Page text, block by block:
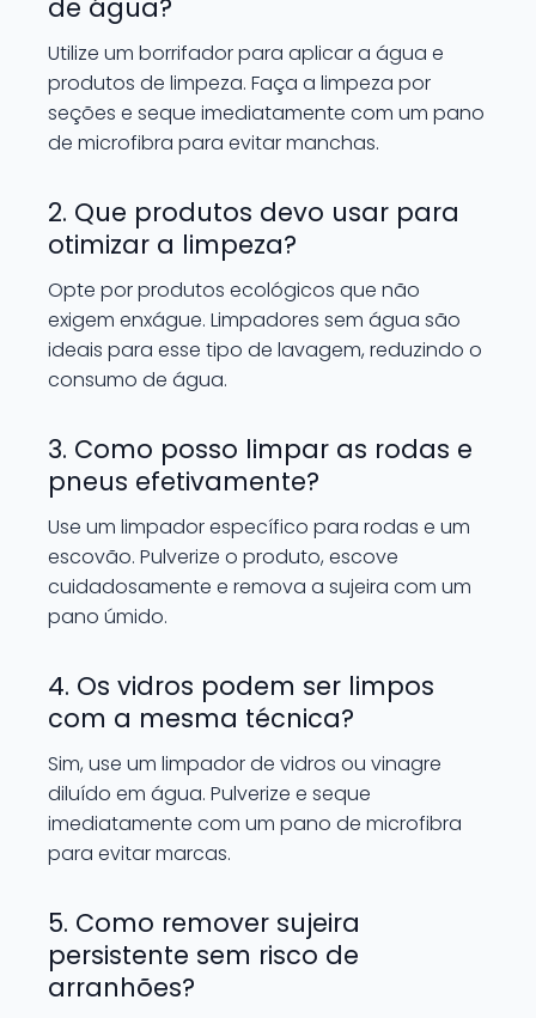
de água?
Utilize um borrifador para aplicar a água e
produtos de limpeza. Faça a limpeza por
seções e seque imediatamente com um pano
de microfibra para evitar manchas.
2. Que produtos devo usar para
otimizar a limpeza?
Opte por produtos ecológicos que não
exigem enxágue. Limpadores sem água são
ideais para esse tipo de lavagem, reduzindo o
consumo de água.
3. Como posso limpar as rodas e
pneus efetivamente?
Use um limpador específico para rodas e um
escovão. Pulverize o produto, escove
cuidadosamente e remova a sujeira com um
pano úmido.
4. Os vidros podem ser limpos
com a mesma técnica?
Sim, use um limpador de vidros ou vinagre
diluído em água. Pulverize e seque
imediatamente com um pano de microfibra
para evitar marcas.
5. Como remover sujeira
persistente sem risco de
arranhões?